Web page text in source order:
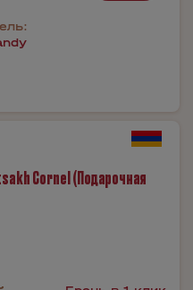
Cornel (Подарочная